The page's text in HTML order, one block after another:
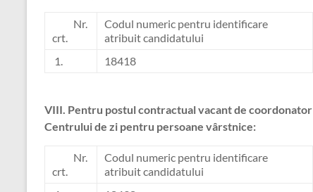
Nr.
crt.
Codul numeric pentru identificare
atribuit candidatului
1.
18418
VIII. Pentru postul contractual vacant de
Centrului de zi pentru persoane vârstnice:
Nr.
crt.
Codul numeric pentru identificare
atribuit candidatului